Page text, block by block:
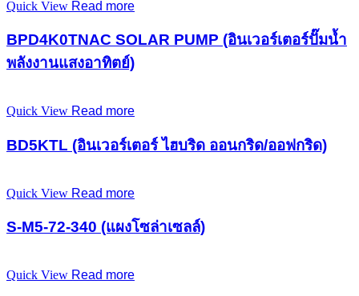
Quick View Read more
BPD4K0TNAC SOLAR PUMP (อินเวอร์เตอร์ปั๊มน้ำ
พลังงานแสงอาทิตย์)
Quick View Read more
BD5KTL (อินเวอร์เตอร์ ไฮบริด ออนกริด/ออฟกริด)
Quick View Read more
S-M5-72-340 (แผงโซล่าเซลล์)
Quick View Read more